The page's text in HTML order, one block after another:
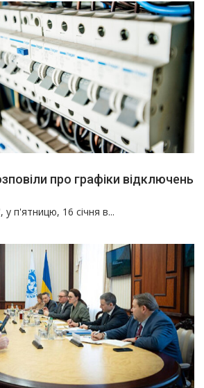
про графіки відключень
п'ятницю, 16 січня в...